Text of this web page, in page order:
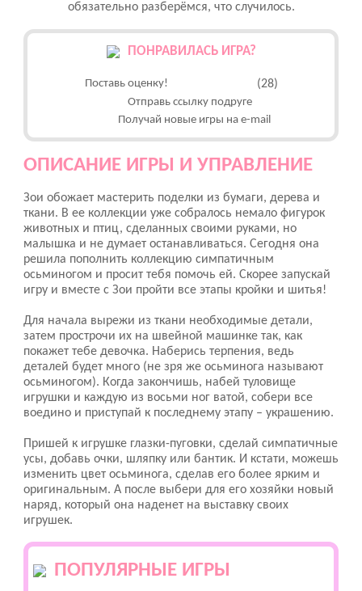
обязательно разберёмся, что случилось.
ПОНРАВИЛАСЬ ИГРА?
Поставь оценку! (28)
Отправь ссылку подруге
Получай новые игры на e-mail
ОПИСАНИЕ ИГРЫ И УПРАВЛЕНИЕ
Зои обожает мастерить поделки из бумаги, дерева и
ткани. В ее коллекции уже собралось немало фигурок
животных и птиц, сделанных своими руками, но
малышка и не думает останавливаться. Сегодня она
решила пополнить коллекцию симпатичным
осьминогом и просит тебя помочь ей. Скорее запускай
игру и вместе с Зои пройти все этапы кройки и шитья!
Для начала вырежи из ткани необходимые детали,
затем прострочи их на швейной машинке так, как
покажет тебе девочка. Наберись терпения, ведь
деталей будет много (не зря же осьминога называют
осьминогом). Когда закончишь, набей туловище
игрушки и каждую из восьми ног ватой, собери все
воедино и приступай к последнему этапу – украшению.
Пришей к игрушке глазки-пуговки, сделай симпатичные
усы, добавь очки, шляпку или бантик. И кстати, можешь
изменить цвет осьминога, сделав его более ярким и
оригинальным. А после выбери для его хозяйки новый
наряд, который она наденет на выставку своих
игрушек.
ПОПУЛЯРНЫЕ ИГРЫ